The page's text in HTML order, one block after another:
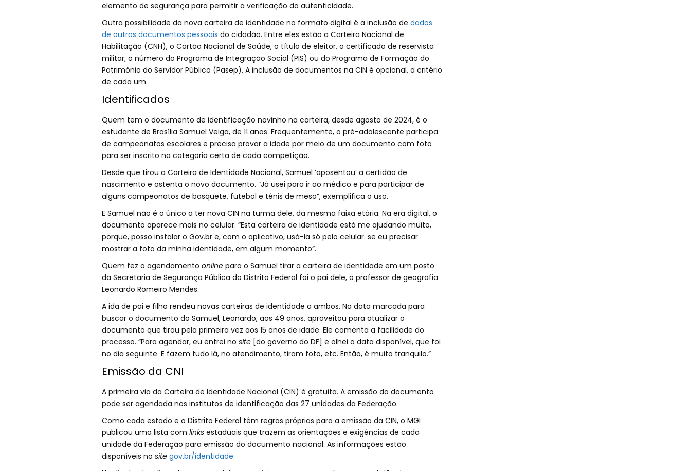
elemento de segurança para permitir a verificação da autenticidade.
Outra possibilidade da nova carteira de identidade no formato digital é a inclusão de dados
de outros documentos pessoais do cidadão. Entre eles estão a Carteira Nacional de
Habilitação (CNH), o Cartão Nacional de Saúde, o título de eleitor, o certificado de reservista
militar; o número do Programa de Integração Social (PIS) ou do Programa de Formação do
Patrimônio do Servidor Público (Pasep). A inclusão de documentos na CIN é opcional, a critério
de cada um.
Identificados
Quem tem o documento de identificação novinho na carteira, desde agosto de 2024, é o
estudante de Brasília Samuel Veiga, de 11 anos. Frequentemente, o pré-adolescente participa
de campeonatos escolares e precisa provar a idade por meio de um documento com foto
para ser inscrito na categoria certa de cada competição.
Desde que tirou a Carteira de Identidade Nacional, Samuel ‘aposentou’ a certidão de
nascimento e ostenta o novo documento. “Já usei para ir ao médico e para participar de
alguns campeonatos de basquete, futebol e tênis de mesa”, exemplifica o uso.
E Samuel não é o único a ter nova CIN na turma dele, da mesma faixa etária. Na era digital, o
documento aparece mais no celular. “Esta carteira de identidade está me ajudando muito,
porque, posso instalar o Gov.br e, com o aplicativo, usá-la só pelo celular. se eu precisar
mostrar a foto da minha identidade, em algum momento”.
Quem fez o agendamento onlinepara o Samuel tirar a carteira de identidade em um posto
da Secretaria de Segurança Pública do Distrito Federal foi o pai dele, o professor de geografia
Leonardo Romeiro Mendes.
A ida de pai e filho rendeu novas carteiras de identidade a ambos. Na data marcada para
buscar o documento do Samuel, Leonardo, aos 49 anos, aproveitou para atualizar o
documento que tirou pela primeira vez aos 15 anos de idade. Ele comenta a facilidade do
processo. “Para agendar, eu entrei no site[do governo do DF] e olhei a data disponível, que foi
no dia seguinte. E fazem tudo lá, no atendimento, tiram foto, etc. Então, é muito tranquilo.”
Emissão da CNI
A primeira via da Carteira de Identidade Nacional (CIN) é gratuita. A emissão do documento
pode ser agendada nos institutos de identificação das 27 unidades da Federação.
Como cada estado e o Distrito Federal têm regras próprias para a emissão da CIN, o MGI
publicou uma lista com linksestaduais que trazem as orientações e exigências de cada
unidade da Federação para emissão do documento nacional. As informações estão
disponíveis no site gov.br/identidade.